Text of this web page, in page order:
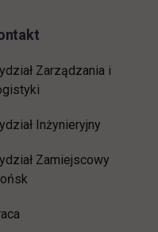
Zarządzania i
Inżynieryjny
Zamiejscowy